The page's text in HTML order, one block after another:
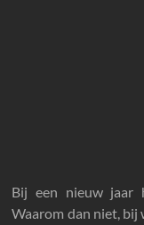
Bij een nieuw jaar
Waarom dan niet, bij